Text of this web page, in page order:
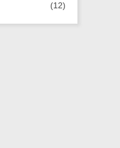
(12)